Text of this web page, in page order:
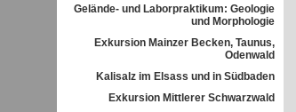
Gelände- und Laborpraktikum: Geologie
und Morphologie
Exkursion Mainzer Becken, Taunus,
Odenwald
Kalisalz im Elsass und in Südbaden
Exkursion Mittlerer Schwarzwald